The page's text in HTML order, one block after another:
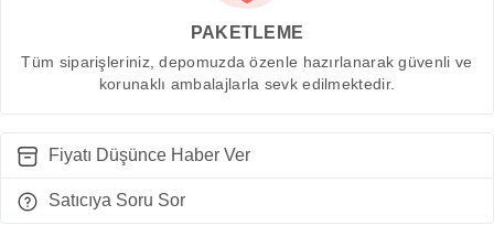
PAKETLEME
Tüm siparişleriniz, depomuzda özenle hazırlanarak güvenli ve
korunaklı ambalajlarla sevk edilmektedir.
Fiyatı Düşünce Haber Ver
Satıcıya Soru Sor